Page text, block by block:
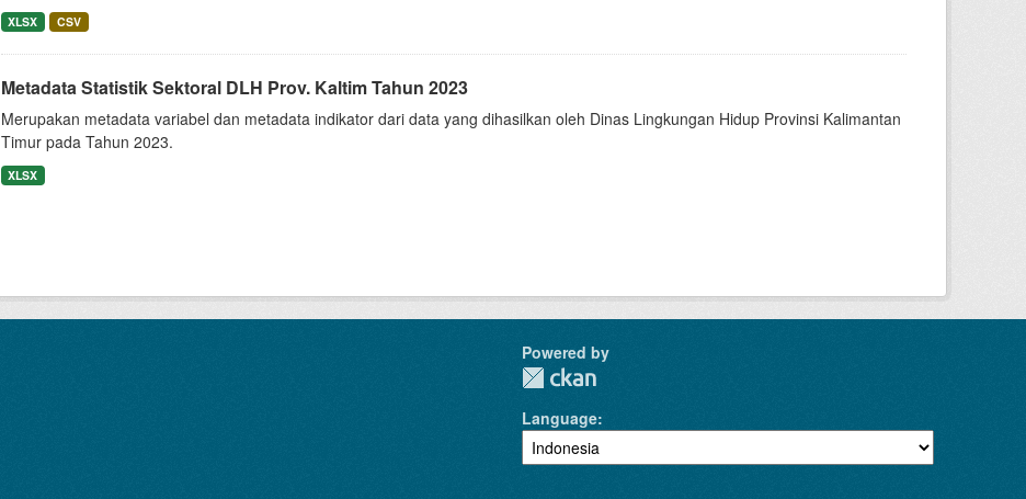
XLSX CSV
Metadata Statistik Sektoral DLH Prov. Kaltim Tahun 2023
Merupakan metadata variabel dan metadata indikator dari data yang dihasilkan oleh Dinas Lingkungan Hidup Provinsi Kalimantan
Timur pada Tahun 2023.
XLSX
Powered by
Language